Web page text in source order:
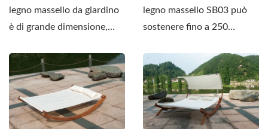
legno massello da giardino
è di grande dimensione,
legno massello SB03 può
sostenere fino a 250